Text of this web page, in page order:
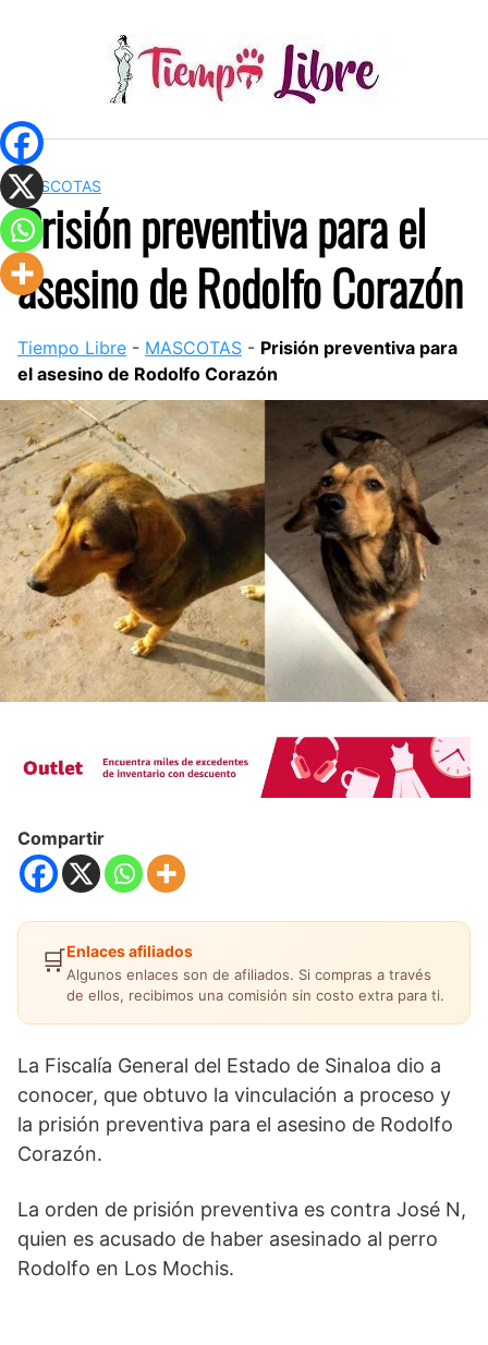
MASCOTAS
Prisión preventiva para el
asesino de Rodolfo Corazón
Tiempo Libre - MASCOTAS - Prisión preventiva para
el asesino de Rodolfo Corazón
Compartir
🛒Enlaces afiliados
Algunos enlaces son de afiliados. Si compras a través
de ellos, recibimos una comisión sin costo extra para ti.
La Fiscalía General del Estado de Sinaloa dio a
conocer, que obtuvo la vinculación a proceso y
la prisión preventiva para el asesino de Rodolfo
Corazón.
La orden de prisión preventiva es contra José N,
quien es acusado de haber asesinado al perro
Rodolfo en Los Mochis.